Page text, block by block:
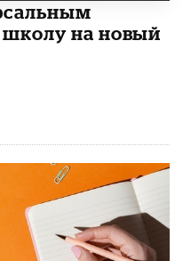
на новый